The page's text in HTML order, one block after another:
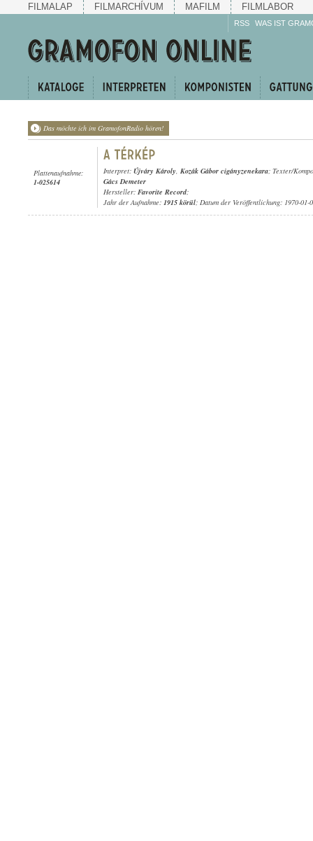
FILMALAP FILMARCHÍVUM MAFILM FILMLABOR
RSS WAS IST
Das möchte ich im GramofonRadio hören!
Plattenaufnahme:
1-025614
Interpret: Újváry Károly, Kozák Gábor cigányzenekara; Texter/
Gács Demeter
Hersteller: Favorite Record;
Jahr der Aufnahme: 1915 körül; Datum der Veröffentlichung: 1970-01-